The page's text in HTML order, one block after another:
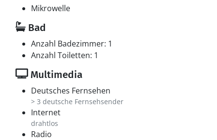
Mikrowelle
Bad
Anzahl Badezimmer: 1
Anzahl Toiletten: 1
Multimedia
Deutsches Fernsehen
> 3 deutsche Fernsehsender
Internet
drahtlos
Radio